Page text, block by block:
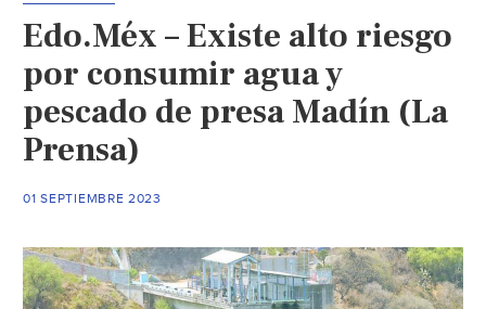
cuerpos
agua
(Capital)
Edo.Méx – Existe alto riesgo
por consumir agua y
pescado de presa Madín (La
Prensa)
01 SEPTIEMBRE 2023